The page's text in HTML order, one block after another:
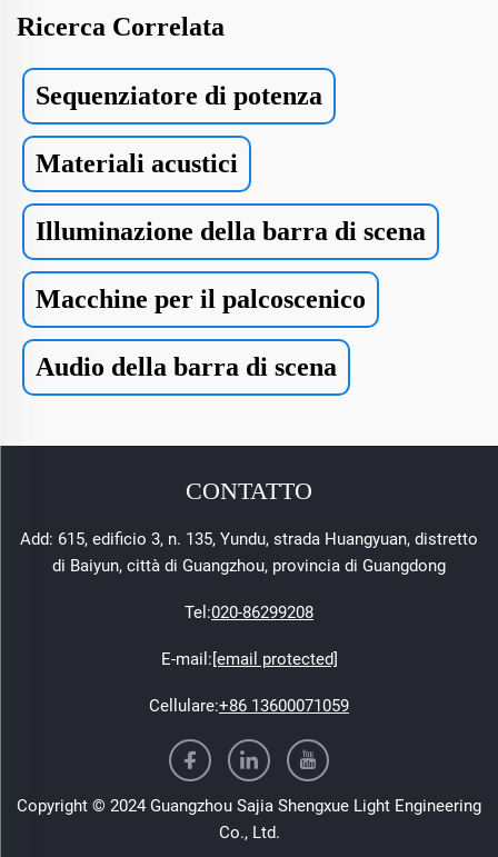
Ricerca Correlata
Sequenziatore di potenza
Materiali acustici
Illuminazione della barra di scena
Macchine per il palcoscenico
Audio della barra di scena
CONTATTO
Add: 615, edificio 3, n. 135, Yundu, strada Huangyuan, distretto
di Baiyun, città di Guangzhou, provincia di Guangdong
Tel:020-86299208
E-mail:[email protected]
Cellulare:+86 13600071059
Copyright © 2024 Guangzhou Sajia Shengxue Light Engineering
Co., Ltd.